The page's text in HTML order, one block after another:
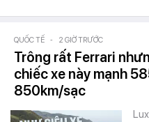
QUỐC TẾ - 2 GIỜ TRƯỚC
Trông rất Ferrari
chiếc xe này mạnh
850km/sạc